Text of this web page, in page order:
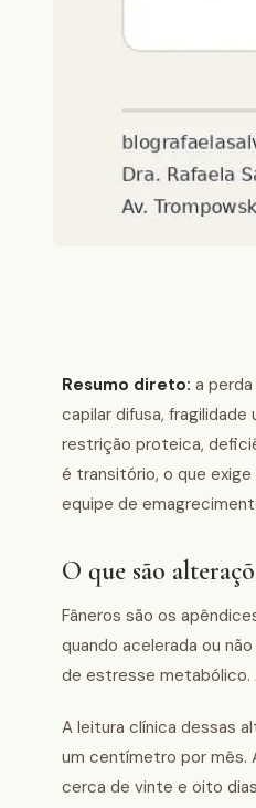
Resumo direto: a
capilar difusa,
restrição proteica,
é transitório, o que
equipe de
O que são
Fâneros são os
quando acelerada ou
de estresse metabólico.
A leitura clínica dessas
um centímetro por mês.
cerca de vinte e oito